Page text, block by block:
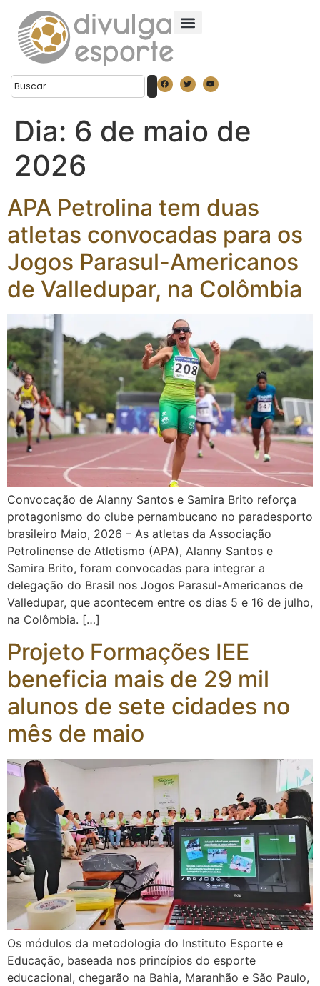
Dia: 6 de maio de
2026
APA Petrolina tem duas
atletas convocadas para os
Jogos Parasul-Americanos
de Valledupar, na Colômbia
Convocação de Alanny Santos e Samira Brito reforça
protagonismo do clube pernambucano no paradesporto
brasileiro Maio, 2026 – As atletas da Associação
Petrolinense de Atletismo (APA), Alanny Santos e
Samira Brito, foram convocadas para integrar a
delegação do Brasil nos Jogos Parasul-Americanos de
Valledupar, que acontecem entre os dias 5 e 16 de julho,
na Colômbia. […]
Projeto Formações IEE
beneficia mais de 29 mil
alunos de sete cidades no
mês de maio
Os módulos da metodologia do Instituto Esporte e
Educação, baseada nos princípios do esporte
educacional, chegarão na Bahia, Maranhão e São Paulo,